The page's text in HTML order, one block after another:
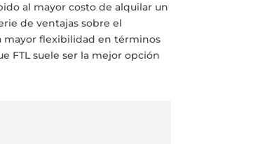
al mayor costo de alquilar un
de ventajas sobre el
mayor flexibilidad en términos
FTL suele ser la mejor opción